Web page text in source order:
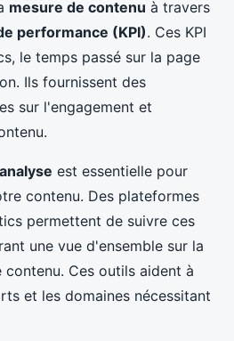
mesure de contenu à travers
performance (KPI). Ces KPI
le temps passé sur la page
Ils fournissent des
sur l'engagement et
est essentielle pour
contenu. Des plateformes
permettent de suivre ces
une vue d'ensemble sur la
Ces outils aident à
et les domaines nécessitant